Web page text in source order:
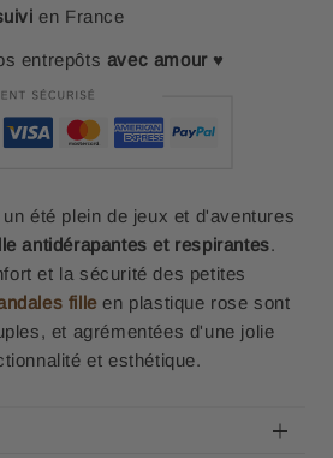
en France
entrepôts avec amour ♥
été plein de jeux et d'aventures
antidérapantes et respirantes.
et la sécurité des petites
filleen plastique rose sont
et agrémentées d'une jolie
et esthétique.